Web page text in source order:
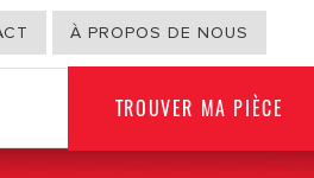
À PROPOS DE NOUS
TROUVER MA PIÈCE